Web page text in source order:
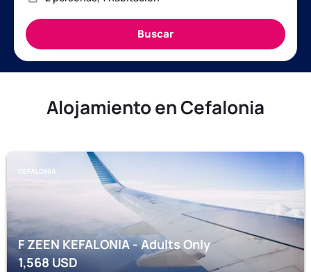
Alojamiento en Cefalonia
CEFALONIA
F ZEEN KEFALONIA - Adults Only
1,568USD